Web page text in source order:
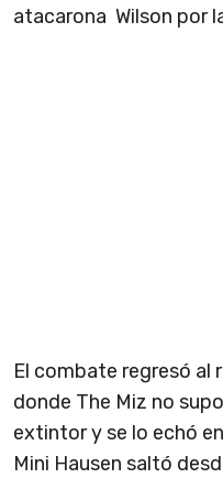
atacarona Wilson por
El combate regresó al
donde The Miz no
extintor y se lo echó
Mini Hausen saltó